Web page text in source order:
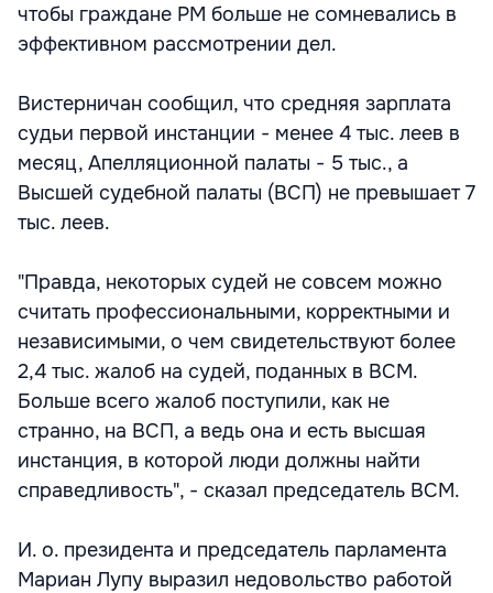
чтобы граждане РМ больше не сомневались в
эффективном рассмотрении дел.
Вистерничан сообщил, что средняя зарплата
судьи первой инстанции - менее 4 тыс. леев в
месяц, Апелляционной палаты - 5 тыс., а
Высшей судебной палаты (ВСП) не превышает 7
тыс. леев.
"Правда, некоторых судей не совсем можно
считать профессиональными, корректными и
независимыми, о чем свидетельствуют более
2,4 тыс. жалоб на судей, поданных в ВСМ.
Больше всего жалоб поступили, как не
странно, на ВСП, а ведь она и есть высшая
инстанция, в которой люди должны найти
справедливость", - сказал председатель ВСМ.
И. о. президента и председатель парламента
Мариан Лупу выразил недовольство работой